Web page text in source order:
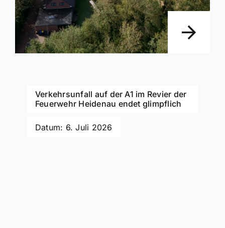
Verkehrsunfall auf der A1 im Revier der
Feuerwehr Heidenau endet glimpflich
Datum: 6. Juli 2026